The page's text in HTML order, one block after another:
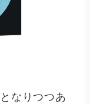
なりつつあ